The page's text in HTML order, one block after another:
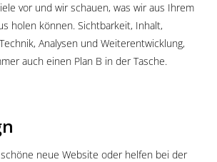
vor und wir schauen, was wir aus Ihrem
holen können. Sichtbarkeit, Inhalt,
Analysen und Weiterentwicklung,
auch einen Plan B in der Tasche.
neue Website oder helfen bei der